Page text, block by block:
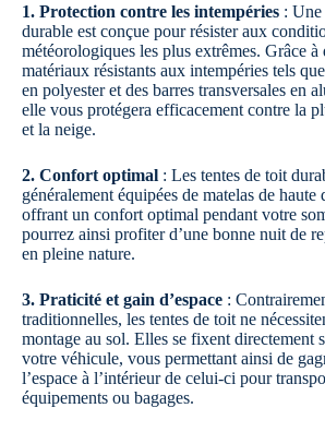
1. Protection contre les intempéries : Une
durable est conçue pour résister aux
météorologiques les plus extrêmes. Grâce à
matériaux résistants aux intempéries tels
en polyester et des barres transversales en
elle vous protégera efficacement contre la
et la neige.
2. Confort optimal : Les tentes de toit
généralement équipées de matelas de haute
offrant un confort optimal pendant votre
pourrez ainsi profiter d’une bonne nuit de
en pleine nature.
3. Praticité et gain d’espace :
traditionnelles, les tentes de toit ne
montage au sol. Elles se fixent directement
votre véhicule, vous permettant ainsi de
l’espace à l’intérieur de celui-ci pour
équipements ou bagages.